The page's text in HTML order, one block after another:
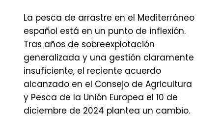
La pesca de arrastre en el Mediterráneo
español está en un punto de inflexión.
Tras años de sobreexplotación
generalizada y una gestión claramente
insuficiente, el reciente acuerdo
alcanzado en el Consejo de Agricultura
y Pesca de la Unión Europea el 10 de
diciembre de 2024 plantea un cambio.